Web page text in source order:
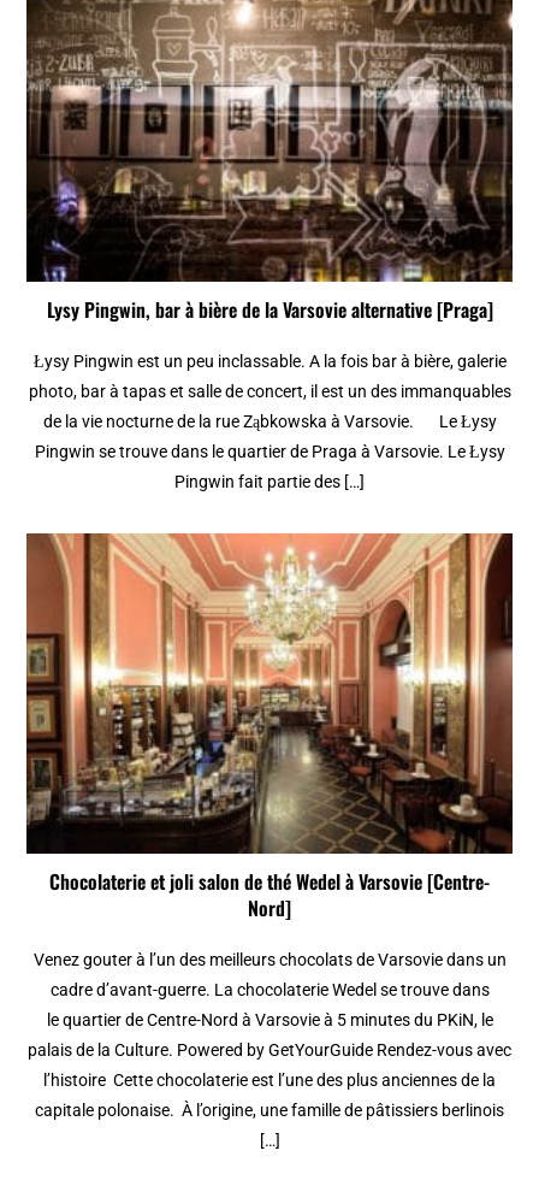
Lysy Pingwin, bar à bière de la Varsovie alternative [Praga]
Łysy Pingwin est un peu inclassable. A la fois bar à bière, galerie
photo, bar à tapas et salle de concert, il est un des immanquables
de la vie nocturne de la rue Ząbkowska à Varsovie. Le Łysy
Pingwin se trouve dans le quartier de Praga à Varsovie. Le Łysy
Pingwin fait partie des […]
Chocolaterie et joli salon de thé Wedel à Varsovie [Centre-
Nord]
Venez gouter à l’un des meilleurs chocolats de Varsovie dans un
cadre d’avant-guerre. La chocolaterie Wedel se trouve dans
le quartier de Centre-Nord à Varsovie à 5 minutes du PKiN, le
palais de la Culture. Powered by GetYourGuide Rendez-vous avec
l’histoire Cette chocolaterie est l’une des plus anciennes de la
capitale polonaise. À l’origine, une famille de pâtissiers berlinois
[…]